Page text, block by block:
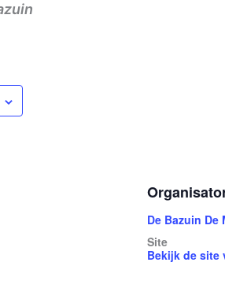
De Bazuin De
Site
Bekijk de site